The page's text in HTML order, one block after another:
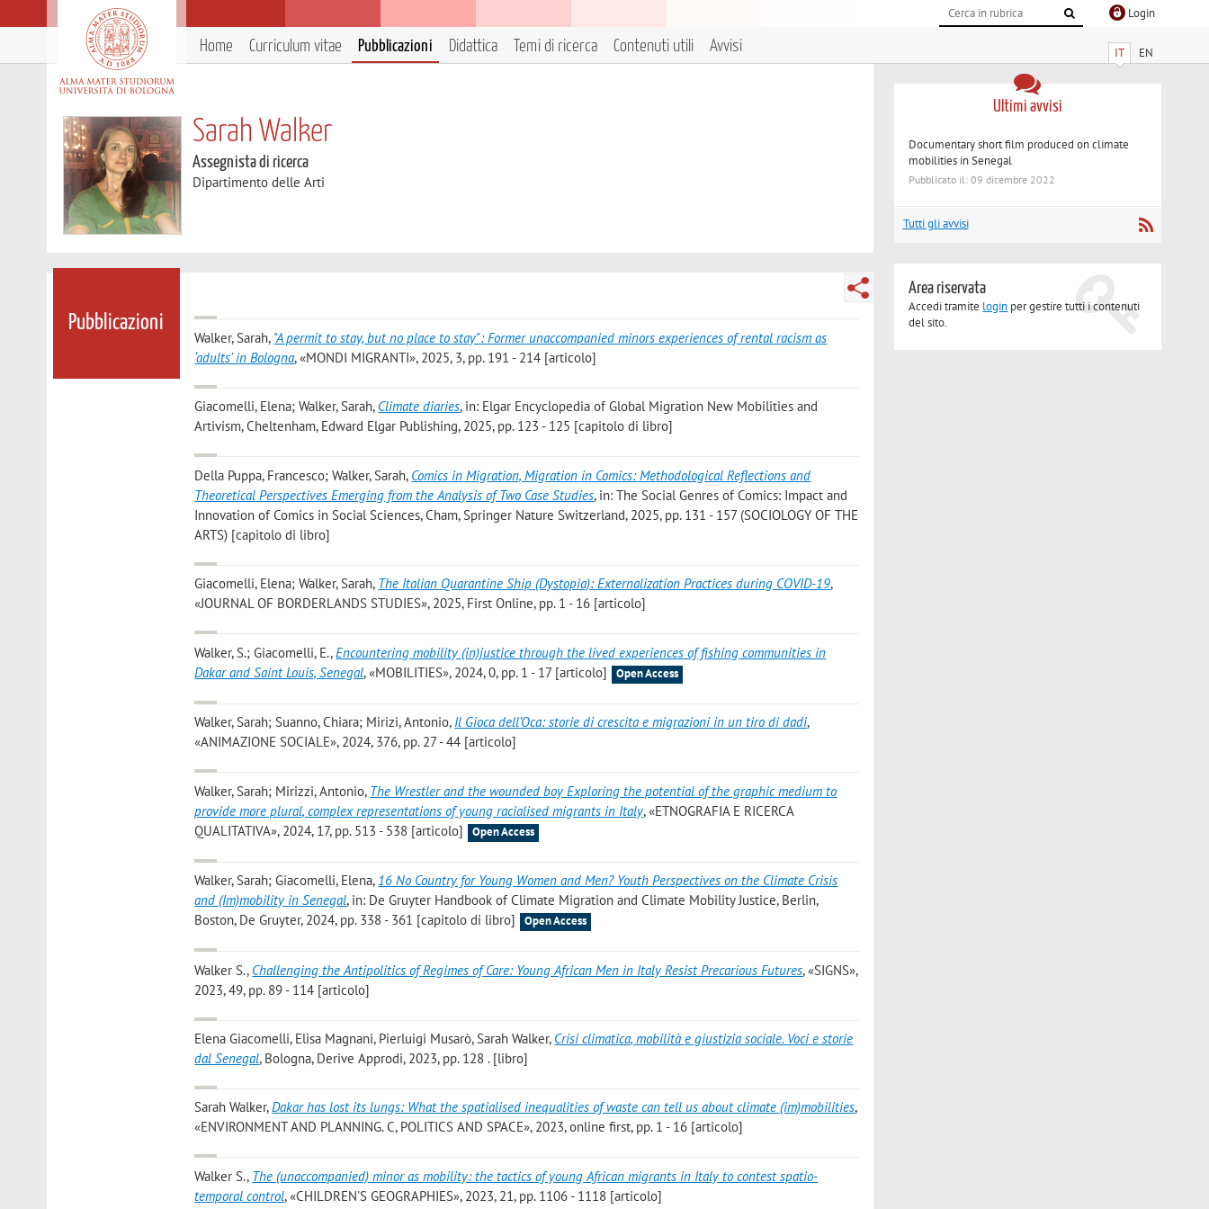
Login
IT EN
Home Curriculum vitae Pubblicazioni Didattica Temi di ricerca Contenuti utili Avvisi
Sarah Walker
Assegnista di ricerca
Dipartimento delle Arti
Pubblicazioni
Walker, Sarah, "A permit to stay, but no place to stay": Former unaccompanied minors experiences of rental racism as
‘adults' in Bologna, «MONDI MIGRANTI», 2025, 3, pp. 191 - 214 [articolo]
Giacomelli, Elena; Walker, Sarah, Climate diaries, in: Elgar Encyclopedia of Global Migration New Mobilities and
Artivism, Cheltenham, Edward Elgar Publishing, 2025, pp. 123 - 125 [capitolo di libro]
Della Puppa, Francesco; Walker, Sarah, Comics in Migration, Migration in Comics: Methodological Reflections and
Theoretical Perspectives Emerging from the Analysis of Two Case Studies, in: The Social Genres of Comics: Impact and
Innovation of Comics in Social Sciences, Cham, Springer Nature Switzerland, 2025, pp. 131 - 157 (SOCIOLOGY OF THE
ARTS) [capitolo di libro]
Giacomelli, Elena; Walker, Sarah, The Italian Quarantine Ship (Dystopia): Externalization Practices during COVID-19,
«JOURNAL OF BORDERLANDS STUDIES», 2025, First Online, pp. 1 - 16 [articolo]
Walker, S.; Giacomelli, E.,Encountering mobility (in)justice through the lived experiences of fishing communities in
Dakar and Saint Louis, Senegal, «MOBILITIES», 2024, 0, pp. 1 - 17 [articolo] Open Access
Walker, Sarah; Suanno, Chiara; Mirizi, Antonio, Il Gioca dell’Oca: storie di crescita e migrazioni in un tiro di dadi,
«ANIMAZIONE SOCIALE», 2024, 376, pp. 27 - 44 [articolo]
Walker, Sarah; Mirizzi, Antonio, The Wrestler and the wounded boy Exploring the potential of the graphic medium to
provide more plural, complex representations of young racialised migrants in Italy, «ETNOGRAFIA E RICERCA
QUALITATIVA», 2024, 17, pp. 513 - 538 [articolo]
Open Access
Walker, Sarah; Giacomelli, Elena, 16 No Country for Young Women and Men? Youth Perspectives on the Climate Crisis
and (Im)mobility in Senegal, in: De Gruyter Handbook of Climate Migration and Climate Mobility Justice, Berlin,
Boston, De Gruyter, 2024, pp. 338 - 361 [capitolo di libro]
Open Access
Walker S., Challenging the Antipolitics of Regimes of Care: Young African Men in Italy Resist Precarious Futures, «SIGNS»,
2023, 49, pp. 89 - 114 [articolo]
Elena Giacomelli, Elisa Magnani, Pierluigi Musarò, Sarah Walker, Crisi climatica, mobilità e giustizia sociale. Voci e storie
dal Senegal, Bologna, Derive Approdi, 2023, pp. 128 . [libro]
Sarah Walker,Dakar has lost its lungs: What the spatialised inequalities of waste can tell us about climate (im)mobilities,
«ENVIRONMENT AND PLANNING. C, POLITICS AND SPACE», 2023, online first, pp. 1 - 16 [articolo]
Walker S., The (unaccompanied) minor as mobility: the tactics of young African migrants in Italy to contest spatio-
temporal control, «CHILDREN'S GEOGRAPHIES», 2023, 21, pp. 1106 - 1118 [articolo]
Ultimi avvisi
Documentary short film produced on climate
mobilities in Senegal
Pubblicato il: 09 dicembre 2022
Tutti gli avvisi
Area riservata
Accedi tramite login per gestire tutti i contenuti
del sito.